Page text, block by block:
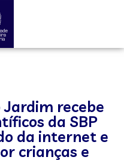
recebe
da SBP
da internet e
crianças e